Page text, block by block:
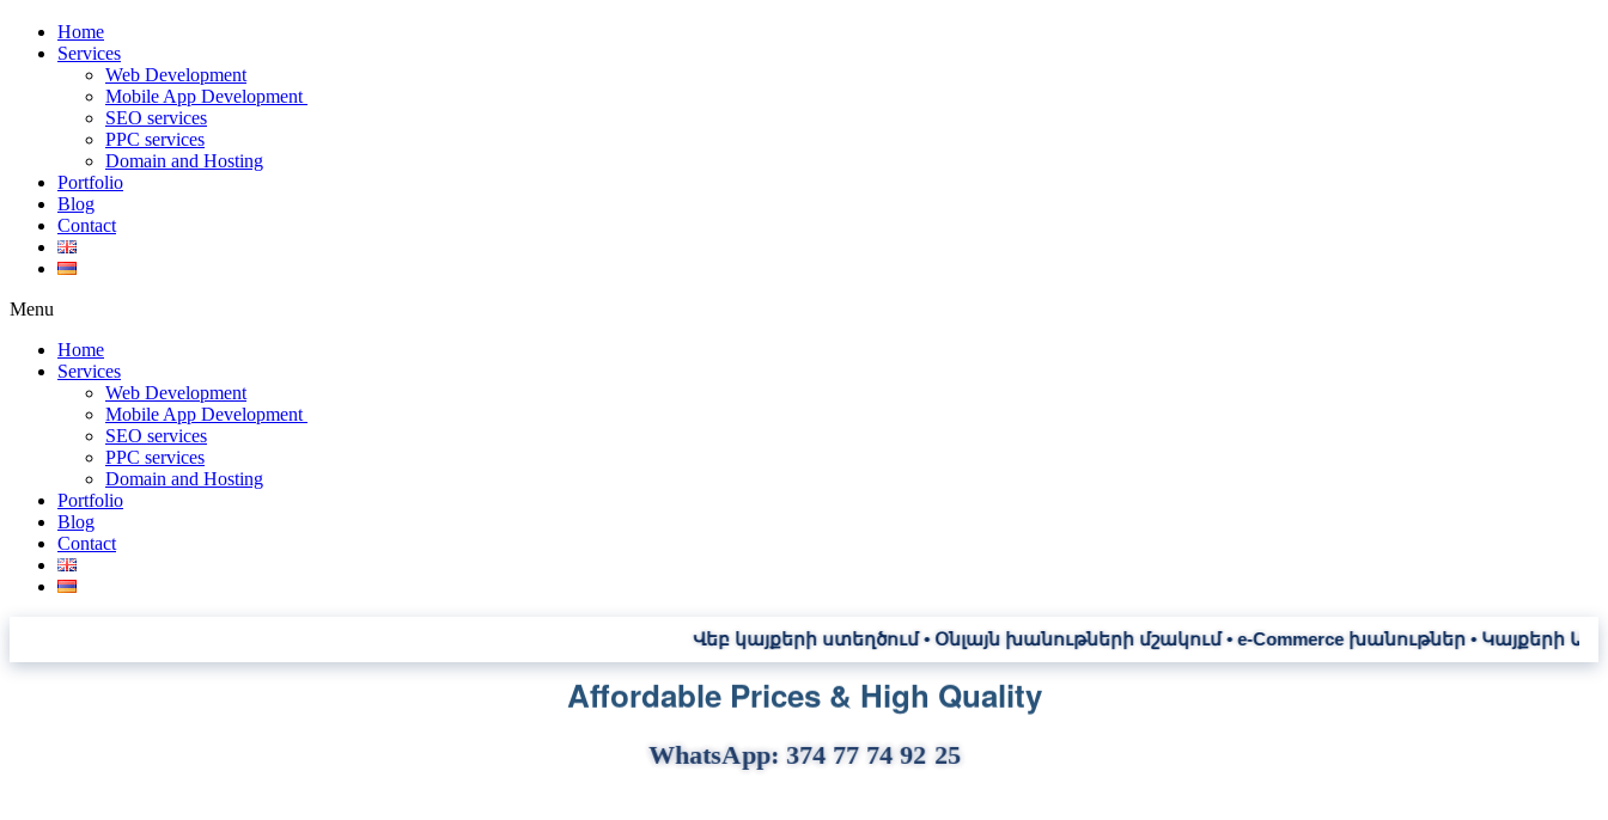
Home
Services
Web Development
Mobile App Development
SEO services
PPC services
Domain and Hosting
Portfolio
Blog
Contact
Menu
Home
Services
Web Development
Mobile App Development
SEO services
PPC services
Domain and Hosting
Portfolio
Blog
Contact
Վեբ կայքերի ստեղծում • Օնլայն խանութների մշակում • e-Commerce խանութներ • Կայքերի
Affordable Prices & High Quality
WhatsApp: 374 77 74 92 25